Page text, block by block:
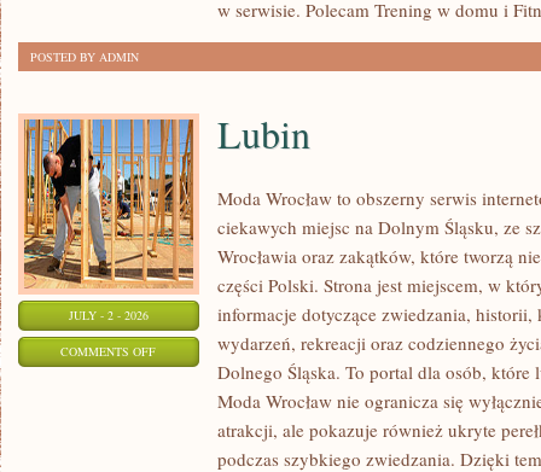
w serwisie. Polecam Trening w domu i
POSTED BY ADMIN
JULY - 2 - 2026
COMMENTS OFFON
Lubin
Moda Wrocław to obszerny serwis
ciekawych miejsc na Dolnym Śląsku, ze
Wrocławia oraz zakątków, które tworzą
części Polski. Strona jest miejscem, w
informacje dotyczące zwiedzania,
wydarzeń, rekreacji oraz codziennego
Dolnego Śląska. To portal dla osób,
Moda Wrocław nie ogranicza się
atrakcji, ale pokazuje również ukryte
podczas szybkiego zwiedzania. Dzięki